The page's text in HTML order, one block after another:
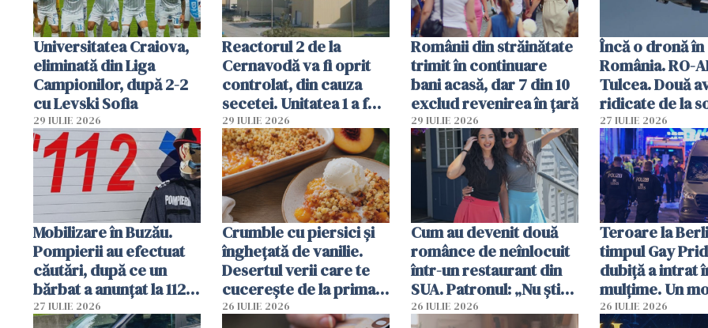
Universitatea Craiova,
eliminată din Liga
Campionilor, după 2-2
cu Levski Sofia
29 IULIE 2026
Reactorul 2 de la
Cernavodă va fi oprit
controlat, din cauza
secetei. Unitatea 1 a fost
deja oprită
29 IULIE 2026
Românii din străinătate
trimit în continuare
bani acasă, dar 7 din 10
exclud revenirea în țară
29 IULIE 2026
Încă o dronă în
România. RO-
Tulcea. Două
ridicate de la
27 IULIE 2026
Mobilizare în Buzău.
Pompierii au efectuat
căutări, după ce un
bărbat a anunțat la 112
că a văzut un obiect
27 IULIE 2026
Crumble cu piersici și
înghețată de vanilie.
Desertul verii care te
cucerește de la prima
lingură
26 IULIE 2026
Cum au devenit două
românce de neînlocuit
într-un restaurant din
SUA. Patronul: „Nu știu
ce o să mă fac fără voi”
26 IULIE 2026
Teroare la
timpul Gay
dubiță a intrat
mulțime. Un
răniți
26 IULIE 2026